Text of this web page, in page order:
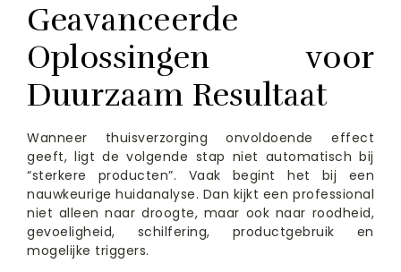
Geavanceerde
Oplossingen voor
Duurzaam Resultaat
Wanneer thuisverzorging onvoldoende effect
geeft, ligt de volgende stap niet automatisch bij
“sterkere producten”. Vaak begint het bij een
nauwkeurige huidanalyse. Dan kijkt een professional
niet alleen naar droogte, maar ook naar roodheid,
gevoeligheid, schilfering, productgebruik en
mogelijke triggers.